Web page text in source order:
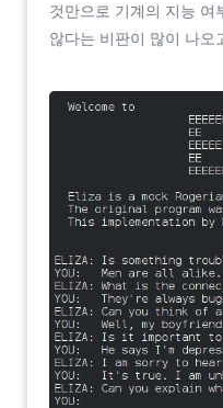
것만으로 기계의 지능 여
않다는 비판이 많이 나오